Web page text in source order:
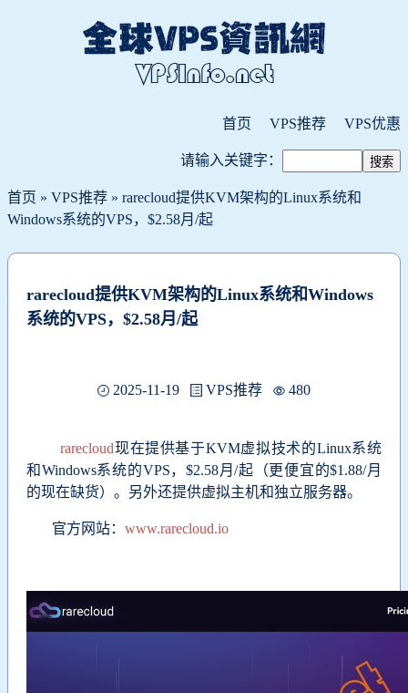
首页 VPS推荐 VPS优惠
请输入关键字：
首页 » VPS推荐 » rarecloud提供KVM架构的Linux系统和
Windows系统的VPS，$2.58月/起
rarecloud提供KVM架构的Linux系统和Windows
系统的VPS，$2.58月/起
2025-11-19 VPS推荐 480
rarecloud现在提供基于KVM虚拟技术的Linux系统
和Windows系统的VPS，$2.58月/起（更便宜的$1.88/月
的现在缺货）。另外还提供虚拟主机和独立服务器。
官方网站： www.rarecloud.io